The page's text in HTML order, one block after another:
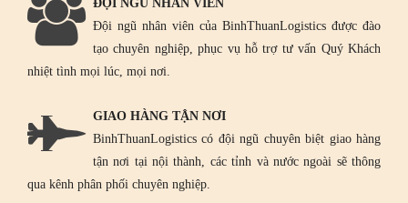
ĐỘI NGŨ NHÂN VIÊN
Đội ngũ nhân viên của BinhThuanLogistics được đào
tạo chuyên nghiệp, phục vụ hỗ trợ tư vấn Quý Khách
nhiệt tình mọi lúc, mọi nơi.
GIAO HÀNG TẬN NƠI
BinhThuanLogistics có đội ngũ chuyên biệt giao hàng
tận nơi tại nội thành, các tỉnh và nước ngoài sẽ thông
qua kênh phân phối chuyên nghiệp.